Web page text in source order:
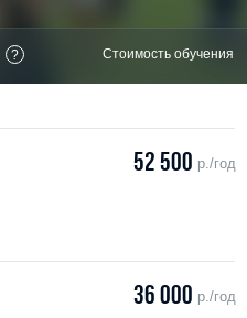
? Стоимость обучения
52 500 р./год
36 000 р./год